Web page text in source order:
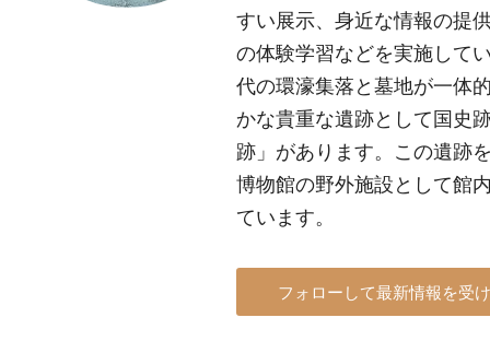
すい展示、身近な情報の提
の体験学習などを実施して
代の環濠集落と墓地が一体
かな貴重な遺跡として国史
跡」があります。この遺跡
博物館の野外施設として館
ています。
フォローして最新情報を受